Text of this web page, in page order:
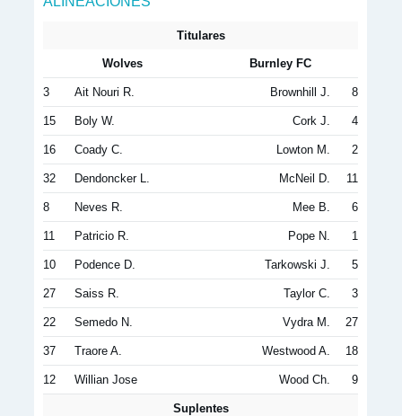
Titulares
Wolves Burnley FC
3 Ait Nouri R. Brownhill J. 8
15 Boly W. Cork J. 4
16 Coady C. Lowton M. 2
32 Dendoncker L. McNeil D. 11
8 Neves R. Mee B. 6
11 Patricio R. Pope N. 1
10 Podence D. Tarkowski J. 5
27 Saiss R. Taylor C. 3
22 Semedo N. Vydra M. 27
37 Traore A. Westwood A. 18
12 Willian Jose Wood Ch. 9
Suplentes